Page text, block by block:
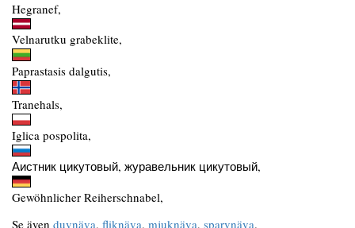
Hegranef,
Velnarutku grabeklite,
Paprastasis dalgutis,
Tranehals,
Iglica pospolita,
Аистник цикутовый, журавельник цикутовый,
Gewöhnlicher Reiherschnabel,
Se även duvnäva, fliknäva, mjuknäva, sparvnäva.